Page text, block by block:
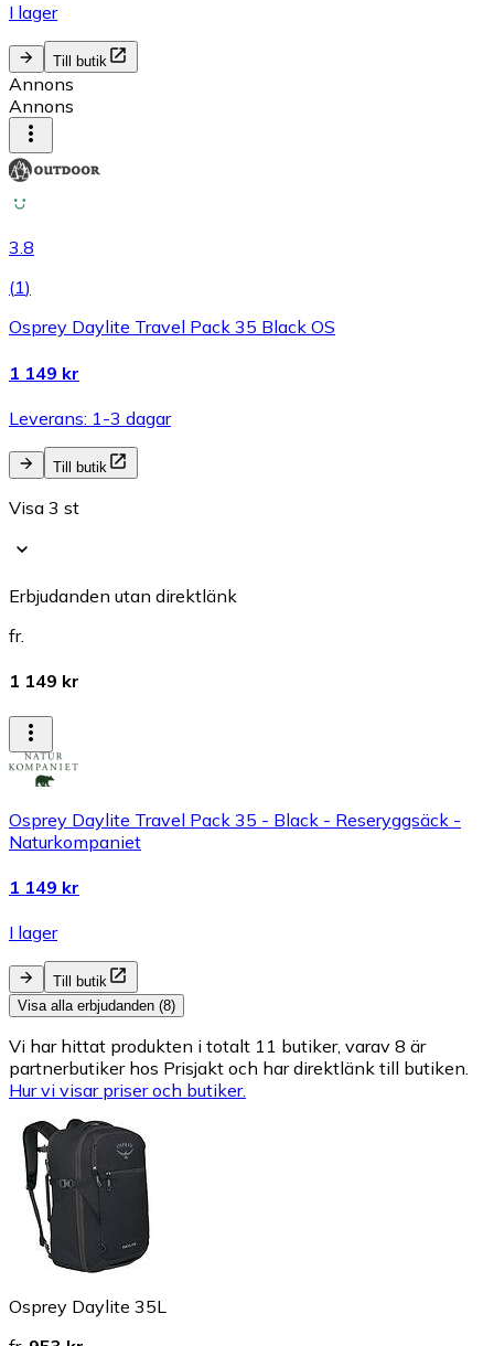
I lager
Till butik
Annons
Annons
3.8
(1)
Osprey Daylite Travel Pack 35 Black OS
1 149 kr
Leverans: 1-3 dagar
Till butik
Visa 3 st
Erbjudanden utan direktlänk
fr.
1 149 kr
Osprey Daylite Travel Pack 35 - Black - Reseryggsäck -
Naturkompaniet
1 149 kr
I lager
Till butik
Visa alla erbjudanden (8)
Vi har hittat produkten i totalt 11 butiker, varav 8 är
partnerbutiker hos Prisjakt och har direktlänk till butiken.
Hur vi visar priser och butiker.
Osprey Daylite 35L